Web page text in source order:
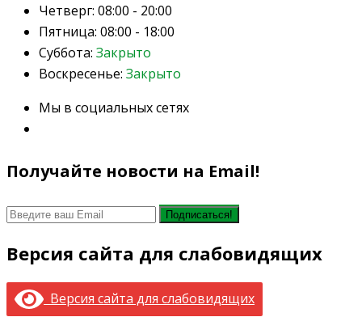
Четверг: 08:00 - 20:00
Пятница: 08:00 - 18:00
Суббота: Закрыто
Воскресенье: Закрыто
Мы в социальных сетях
Получайте новости на Email!
Версия сайта для слабовидящих
Версия сайта для слабовидящих